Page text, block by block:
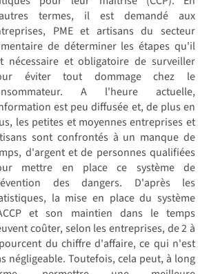
termes, il est demandé aux
PME et artisans du secteur
de déterminer les étapes qu'il
nécessaire et obligatoire de surveiller
éviter tout dommage chez le
A l'heure actuelle,
est peu diffusée et, de plus en
les petites et moyennes entreprises et
sont confrontés à un manque de
d'argent et de personnes qualifiées
mettre en place ce système de
des dangers. D'après les
la mise en place du système
et son maintien dans le temps
coûter, selon les entreprises, de 2 à
du chiffre d'affaire, ce qui n'est
négligeable. Toutefois, cela peut, à long